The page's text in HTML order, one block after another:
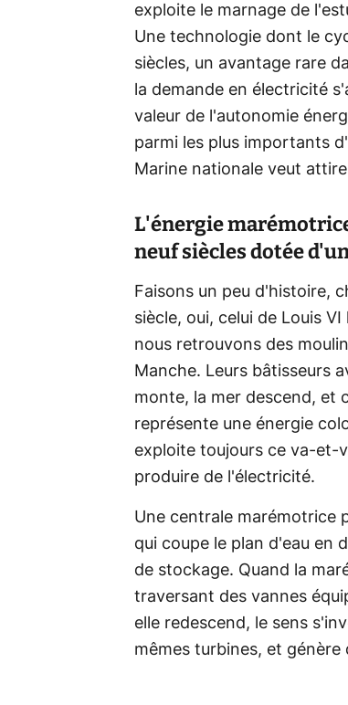
exploite le marnage de
Une technologie dont le
siècles, un avantage rare
la demande en électricité
valeur de l'autonomie
parmi les plus importants
Marine nationale veut
L'énergie
neuf siècles dotée
Faisons un peu d'histoire,
siècle, oui, celui de Louis
nous retrouvons des
Manche. Leurs bâtisseurs
monte, la mer descend, et
représente une énergie
exploite toujours ce va-et-
produire de l'électricité.
Une centrale marémotrice
qui coupe le plan d'eau en
de stockage. Quand la
traversant des vannes
elle redescend, le sens
mêmes turbines, et génère